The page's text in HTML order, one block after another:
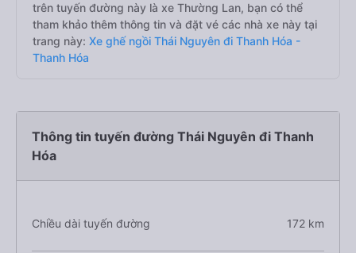
trên tuyến đường này là xe Thường Lan, bạn có thể
tham khảo thêm thông tin và đặt vé các nhà xe này tại
trang này: Xe ghế ngồi Thái Nguyên đi Thanh Hóa -
Thanh Hóa
Thông tin tuyến đường Thái Nguyên đi Thanh
Hóa
Chiều dài tuyến đường 172 km